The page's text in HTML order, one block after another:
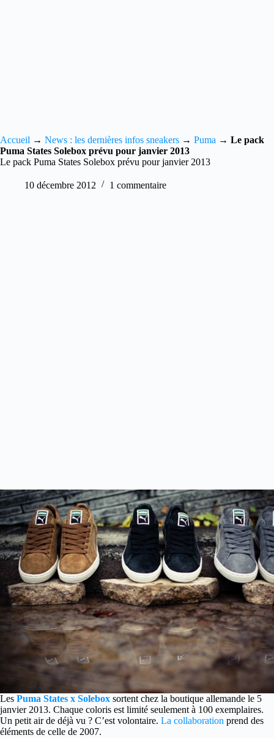
Accueil → News : les dernières infos sneakers → Puma → Le pack
Puma States Solebox prévu pour janvier 2013
Le pack Puma States Solebox prévu pour janvier 2013
10 décembre 2012 1 commentaire
Les Puma States x Solebox sortent chez la boutique allemande le 5
janvier 2013. Chaque coloris est limité seulement à 100 exemplaires.
Un petit air de déjà vu ? C’est volontaire. La collaboration prend des
éléments de celle de 2007.